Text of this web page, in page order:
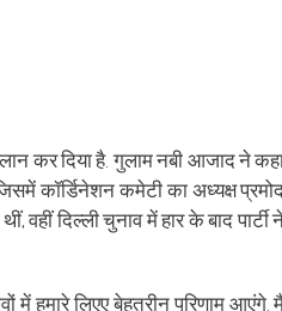
कर दिया है. गुलाम नबी आजाद ने
कॉर्डिनेशन कमेटी का अध्यक्ष
वहीं दिल्ली चुनाव में हार के बाद पार्टी
में हमारे लिएए बेहतरीन परिणाम आएंगे.